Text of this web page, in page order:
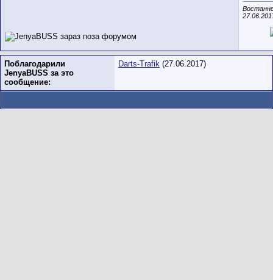
Поблагодарили
JenyaBUSS за это
сообщение:
Darts-Trafik (27.06.2017)